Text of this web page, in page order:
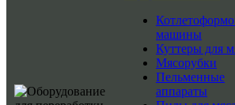
машины
Куттеры для
Мясорубки
Пельменные
аппараты